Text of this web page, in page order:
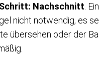
Nachschnitt .
nicht notwendig, es
übersehen oder der